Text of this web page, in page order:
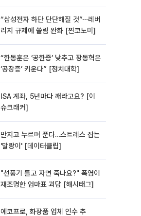
“삼성전자 하단 단단해질 것”⋯레버
리지 규제에 쏠림 완화 [찐코노미]
“한동훈은 ‘공한증’ 낮추고 장동혁은
‘공장증’ 키운다” [정치대학]
ISA 계좌, 5년마다 깨라고요? [이
슈크래커]
만지고 누르며 푼다…스트레스 잡는
'말랑이' [데이터클립]
"선풍기 틀고 자면 죽나요?" 폭염이
재조명한 엄마표 괴담 [해시태그]
에코프로, 화장품 업체 인수 추